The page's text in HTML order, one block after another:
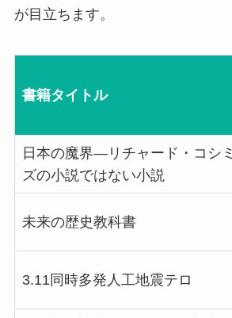
が目立ちます。
書籍タイトル
日本の魔界―リチャード・コシミ
ズの小説ではない小説
未来の歴史教科書
3.11同時多発人工地震テロ